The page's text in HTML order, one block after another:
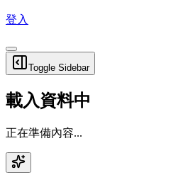
登入
Toggle Sidebar
載入資料中
正在準備內容...